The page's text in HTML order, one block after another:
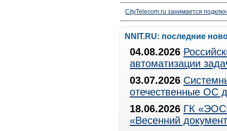
CityTelecom.ru занимается
NNIT.RU: последние
04.08.2026
автоматизации
03.07.2026
отечественные ОС
18.06.2026 ГК
«Весенний